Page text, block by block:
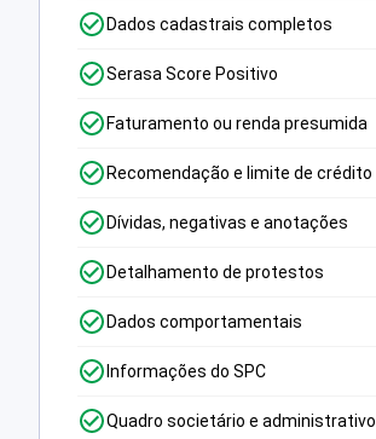
Dados cadastrais completos
Serasa Score Positivo
Faturamento ou renda presumida
Recomendação e limite de crédito
Dívidas, negativas e anotações
Detalhamento de protestos
Dados comportamentais
Informações do SPC
Quadro societário e administrativo